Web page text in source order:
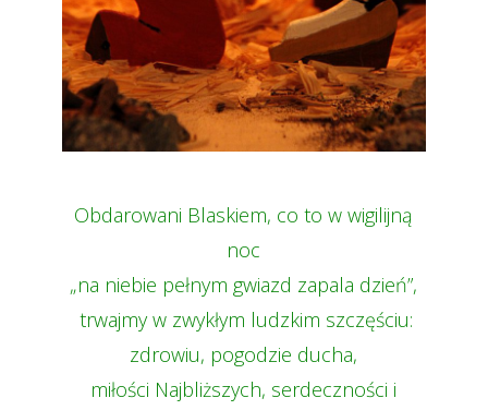
Obdarowani Blaskiem, co to w wigilijną
noc
„na niebie pełnym gwiazd zapala dzień”,
trwajmy w zwykłym ludzkim szczęściu:
zdrowiu, pogodzie ducha,
miłości Najbliższych, serdeczności i